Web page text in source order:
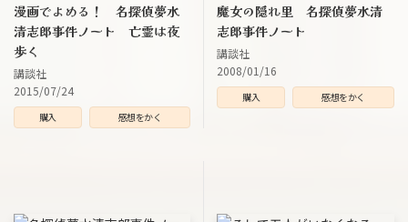
漫画でよめる！ 名探偵夢水
清志郎事件ノート 亡霊は夜
歩く
講談社
2015/07/24
購入 感想をかく
魔女の隠れ里 名探偵夢水清
志郎事件ノート
講談社
2008/01/16
購入 感想をかく